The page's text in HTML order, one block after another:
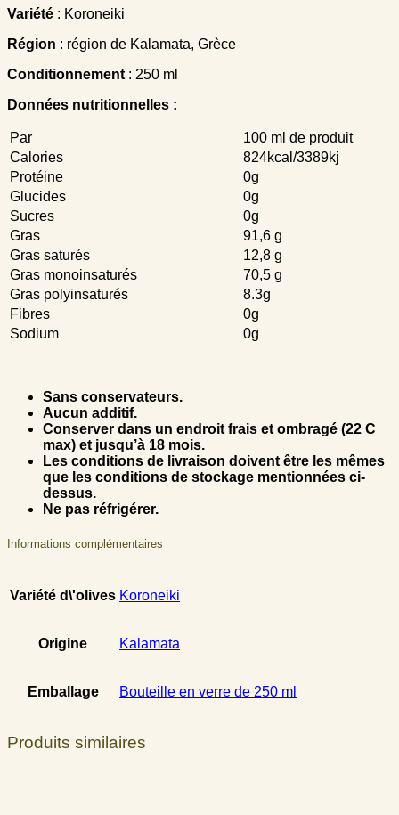
Variété : Koroneiki
Région : région de Κalamata, Grèce
Conditionnement : 250 ml
Données nutritionnelles :
Par
100 ml de produit
Calories
824kcal/3389kj
Protéine
0g
Glucides
0g
Sucres
0g
Gras
91,6 g
Gras saturés
12,8 g
Gras monoinsaturés
70,5 g
Gras polyinsaturés
8.3g
Fibres
0g
Sodium
0g
Sans conservateurs.
Aucun additif.
Conserver dans un endroit frais et ombragé (22 C
max) et jusqu’à 18 mois.
Les conditions de livraison doivent être les mêmes
que les conditions de stockage mentionnées ci-
dessus.
Ne pas réfrigérer.
Informations complémentaires
Variété d\'olives Koroneiki
Origine Kalamata
Emballage Bouteille en verre de 250 ml
Produits similaires